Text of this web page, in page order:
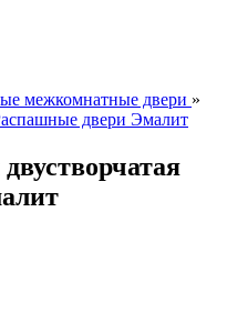
межкомнатные двери »
двери Эмалит